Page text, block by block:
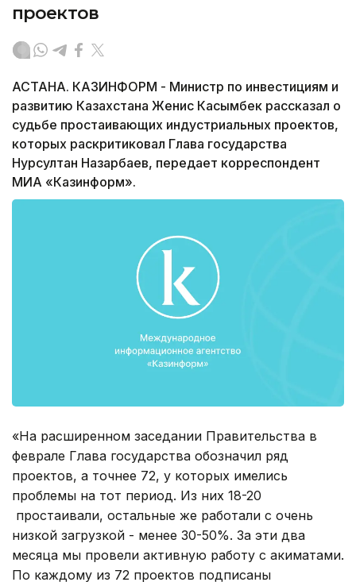
проектов
АСТАНА. КАЗИНФОРМ - Министр по инвестициям и
развитию Казахстана Женис Касымбек рассказал о
судьбе простаивающих индустриальных проектов,
которых раскритиковал Глава государства
Нурсултан Назарбаев, передает корреспондент
МИА «Казинформ».
«На расширенном заседании Правительства в
феврале Глава государства обозначил ряд
проектов, а точнее 72, у которых имелись
проблемы на тот период. Из них 18-20
простаивали, остальные же работали с очень
низкой загрузкой - менее 30-50%. За эти два
месяца мы провели активную работу с акиматами.
По каждому из 72 проектов подписаны